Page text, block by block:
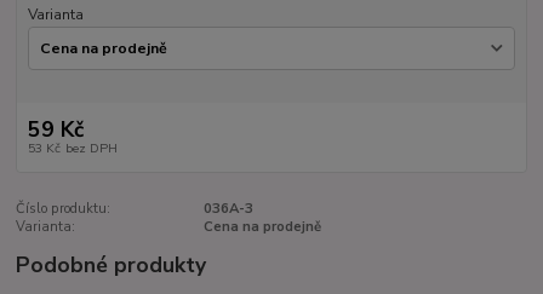
Varianta
59 Kč
53 Kč bez DPH
Číslo produktu:
036A-3
Varianta:
Cena na prodejně
Podobné produkty